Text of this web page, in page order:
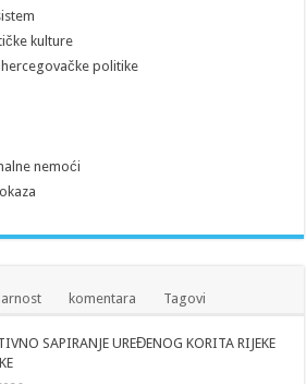
kulture
politike
nemoći
komentara Tagovi
SAPIRANJE UREĐENOG KORITA RIJEKE